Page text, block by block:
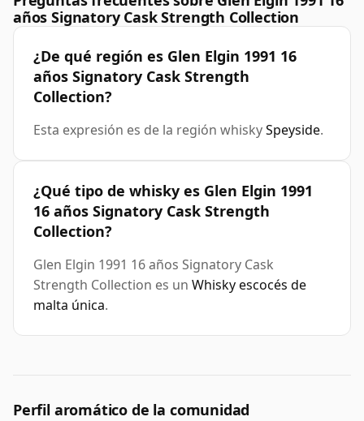
años Signatory Cask Strength Collection
¿De qué región es Glen Elgin 1991 16
años Signatory Cask Strength
Collection?
Esta expresión es de la región whiskySpeyside.
¿Qué tipo de whisky es Glen Elgin 1991
16 años Signatory Cask Strength
Collection?
Glen Elgin 1991 16 años Signatory Cask
Strength Collection es un Whisky escocés de
malta única.
Perfil aromático de la comunidad